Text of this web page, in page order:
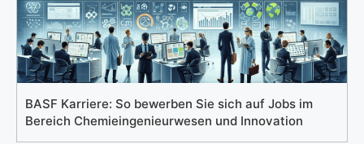
BASF Karriere: So bewerben Sie sich auf Jobs im
Bereich Chemieingenieurwesen und Innovation